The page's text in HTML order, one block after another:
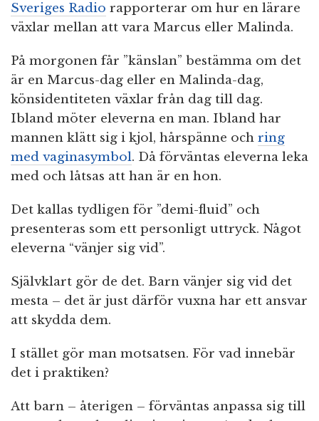
Sveriges Radio rapporterar om hur en lärare
växlar mellan att vara Marcus eller Malinda.
På morgonen får ”känslan” bestämma om det
är en Marcus-dag eller en Malinda-dag,
könsidentiteten växlar från dag till dag.
Ibland möter eleverna en man. Ibland har
mannen klätt sig i kjol, hårspänne och ring
med vaginasymbol. Då förväntas eleverna leka
med och låtsas att han är en hon.
Det kallas tydligen för ”demi-fluid” och
presenteras som ett personligt uttryck. Något
eleverna “vänjer sig vid”.
Självklart gör de det. Barn vänjer sig vid det
mesta – det är just därför vuxna har ett ansvar
att skydda dem.
I stället gör man motsatsen. För vad innebär
det i praktiken?
Att barn – återigen – förväntas anpassa sig till